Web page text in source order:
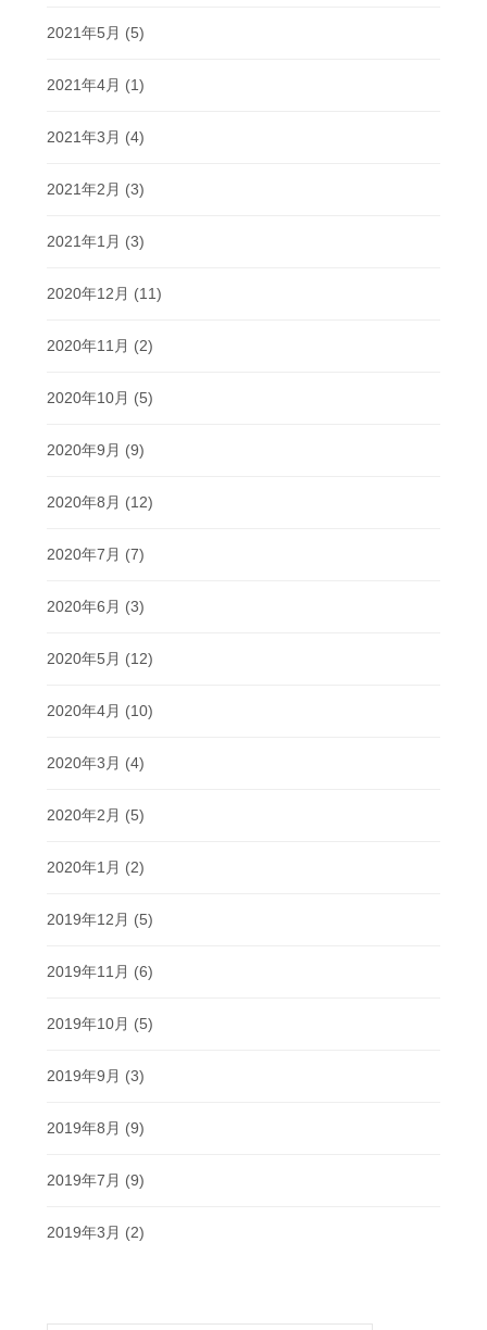
2021年5月 (5)
2021年4月 (1)
2021年3月 (4)
2021年2月 (3)
2021年1月 (3)
2020年12月 (11)
2020年11月 (2)
2020年10月 (5)
2020年9月 (9)
2020年8月 (12)
2020年7月 (7)
2020年6月 (3)
2020年5月 (12)
2020年4月 (10)
2020年3月 (4)
2020年2月 (5)
2020年1月 (2)
2019年12月 (5)
2019年11月 (6)
2019年10月 (5)
2019年9月 (3)
2019年8月 (9)
2019年7月 (9)
2019年3月 (2)